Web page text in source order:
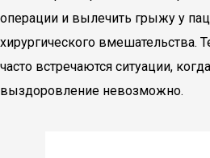
операции и вылечить грыжу у
хирургического вмешательства.
часто встречаются ситуации,
выздоровление невозможно.